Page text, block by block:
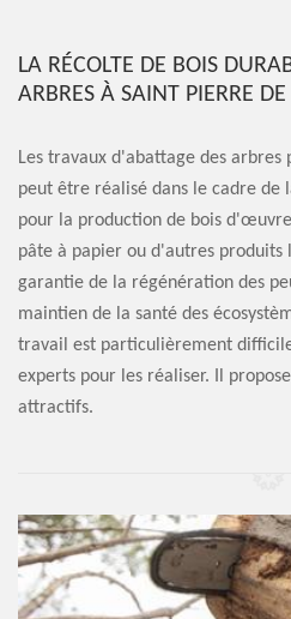
LA RÉCOLTE DE BOIS
ARBRES À SAINT PIERRE
Les travaux d'abattage des
peut être réalisé dans le cadre de
pour la production de bois
pâte à papier ou d'autres produits
garantie de la régénération des
maintien de la santé des
travail est particulièrement
experts pour les réaliser. Il
attractifs.